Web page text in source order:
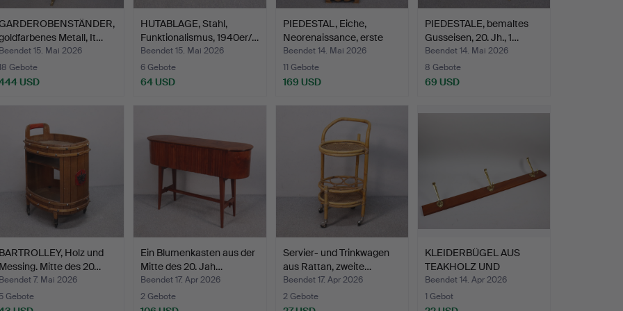
Metall, It…
Beendet 15. Mai 2026
Gebote
USD
HUTABLAGE, Stahl,
Funktionalismus, 1940er/…
Beendet 15. Mai 2026
6 Gebote
64 USD
PIEDESTAL, Eiche,
Neorenaissance, erste
Hä…
Beendet 14. Mai 2026
11 Gebote
169 USD
PIEDESTALE, bemaltes
Gusseisen, 20. Jh., 1…
Beendet 14. Mai 2026
8 Gebote
69 USD
BARTROLLEY, Holz und
Messing. Mitte des 20…
Beendet 7. Mai 2026
5 Gebote
Ein Blumenkasten aus der
Mitte des 20. Jah…
Beendet 17. Apr 2026
2 Gebote
Servier- und Trinkwagen
aus Rattan, zweite…
Beendet 17. Apr 2026
2 Gebote
KLEIDERBÜGEL AUS
TEAKHOLZ UND
MESSING.
Beendet 14. Apr 2026
1 Gebot